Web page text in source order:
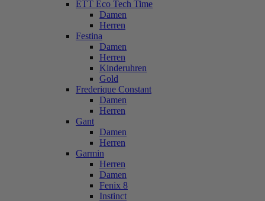
ETT Eco Tech Time
Damen
Herren
Festina
Damen
Herren
Kinderuhren
Gold
Frederique Constant
Damen
Herren
Gant
Damen
Herren
Garmin
Herren
Damen
Fenix 8
Instinct